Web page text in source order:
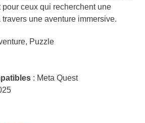
pour ceux qui recherchent une
travers une aventure immersive.
Puzzle
: Meta Quest